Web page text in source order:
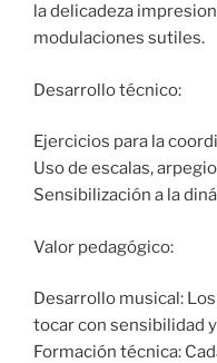
la delicadeza
modulaciones sutiles.
Desarrollo técnico:
Ejercicios para la
Uso de escalas,
Sensibilización a la
Valor pedagógico:
Desarrollo musical:
tocar con sensibilidad
Formación técnica: